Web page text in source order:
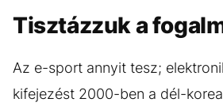
Tisztázzuk a
Az e-sport annyit tesz;
kifejezést 2000-ben a dél-